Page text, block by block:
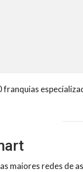
maiores redes de